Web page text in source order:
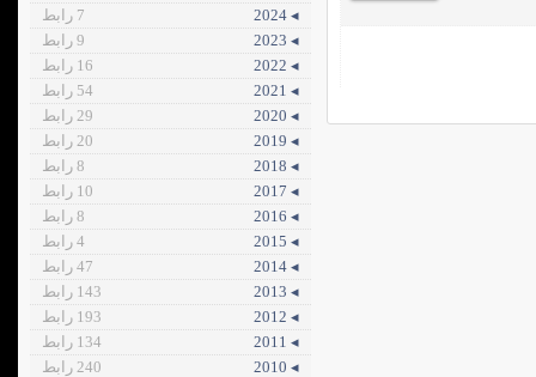
◂ 2024
7 رابط
◂ 2023
9 رابط
◂ 2022
16 رابط
◂ 2021
54 رابط
◂ 2020
29 رابط
◂ 2019
20 رابط
◂ 2018
8 رابط
◂ 2017
10 رابط
◂ 2016
8 رابط
◂ 2015
4 رابط
◂ 2014
47 رابط
◂ 2013
143 رابط
◂ 2012
193 رابط
◂ 2011
134 رابط
◂ 2010
240 رابط